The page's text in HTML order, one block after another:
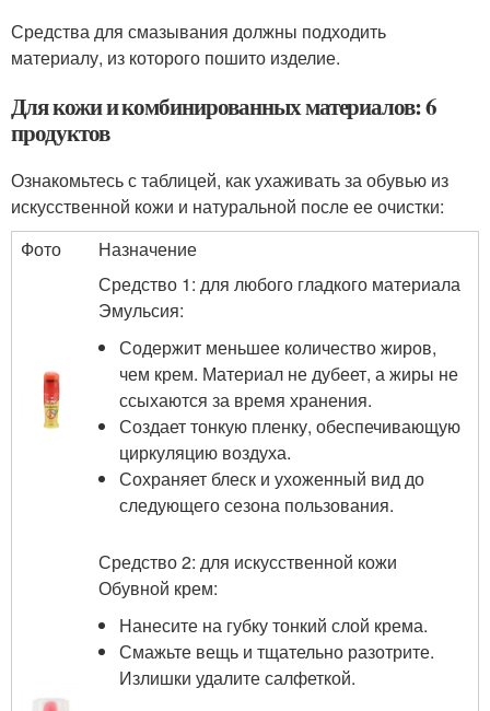
Средства для смазывания должны подходить
материалу, из которого пошито изделие.
Для кожи и комбинированных материалов: 6
продуктов
Ознакомьтесь с таблицей, как ухаживать за обувью из
искусственной кожи и натуральной после ее очистки:
Фото
Назначение
Средство 1: для любого гладкого материала
Эмульсия:
Содержит меньшее количество жиров,
чем крем. Материал не дубеет, а жиры не
ссыхаются за время хранения.
Создает тонкую пленку, обеспечивающую
циркуляцию воздуха.
Сохраняет блеск и ухоженный вид до
следующего сезона пользования.
Средство 2: для искусственной кожи
Обувной крем:
Нанесите на губку тонкий слой крема.
Смажьте вещь и тщательно разотрите.
Излишки удалите салфеткой.